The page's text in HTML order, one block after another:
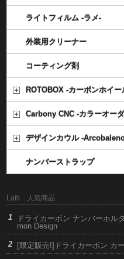
ライトフィルム -ラメ-
外装用クリーナー
コーティング剤
ROTOBOX -カーボンホイー
Carbony CNC -カラーオー
デザインカウル -
ナンバーストラップ
Lafs 人気商品
ドライカーボン ナンバーホル
mon Design
[限定販売!]ドライカーボン カ